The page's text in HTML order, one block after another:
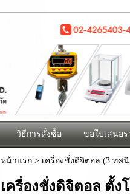
วิธีการสั่งซื้อ ขอใบเสนอร
หน้าแรก> เครื่องชั่งดิจิตอล (3 ทศ
เครื่องชั่งดิจิตอล ตั้ง